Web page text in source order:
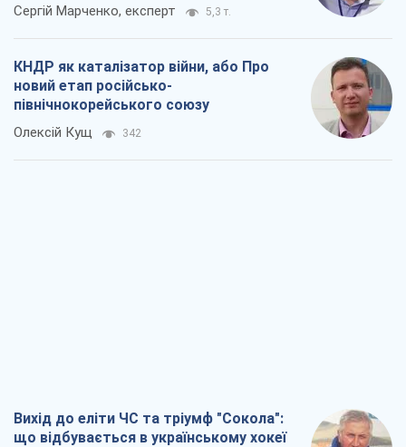
Сергій Марченко, експерт 5,3 т.
КНДР як каталізатор війни, або Про
новий етап російсько-
північнокорейського союзу
Олексій Кущ 342
Вихід до еліти ЧС та тріумф "Сокола":
що відбувається в українському хокеї